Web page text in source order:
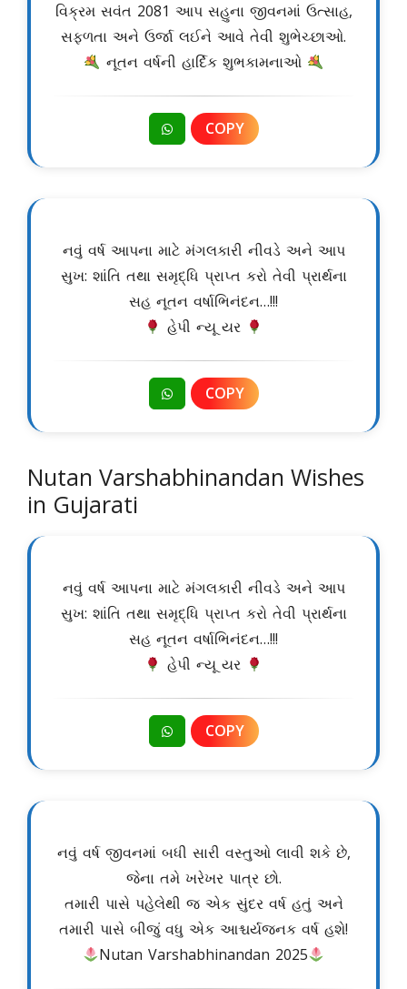
વિક્રમ સવંત 2081 આપ સહુના જીવનમાં ઉત્સાહ,
સફળતા અને ઉર્જા લઈને આવે તેવી શુભેચ્છાઓ.
નૂતન વર્ષની હાર્દિક શુભકામનાઓ
COPY
નવું વર્ષ આપના માટે મંગલકારી નીવડે અને આપ
સુખ: શાંતિ તથા સમૃદ્ધિ પ્રાપ્ત કરો તેવી પ્રાર્થના
સહ નૂતન વર્ષાભિનંદન…!!!
હેપી ન્યૂ યર
COPY
Nutan Varshabhinandan Wishes
in Gujarati
નવું વર્ષ આપના માટે મંગલકારી નીવડે અને આપ
સુખ: શાંતિ તથા સમૃદ્ધિ પ્રાપ્ત કરો તેવી પ્રાર્થના
સહ નૂતન વર્ષાભિનંદન…!!!
હેપી ન્યૂ યર
COPY
નવું વર્ષ જીવનમાં બધી સારી વસ્તુઓ લાવી શકે છે,
જેના તમે ખરેખર પાત્ર છો.
તમારી પાસે પહેલેથી જ એક સુંદર વર્ષ હતું અને
તમારી પાસે બીજું વધુ એક આશ્ચર્યજનક વર્ષ હશે!
Nutan Varshabhinandan 2025